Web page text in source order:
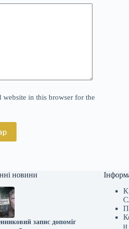
website in this browser for the
новини
запис допоміг
и